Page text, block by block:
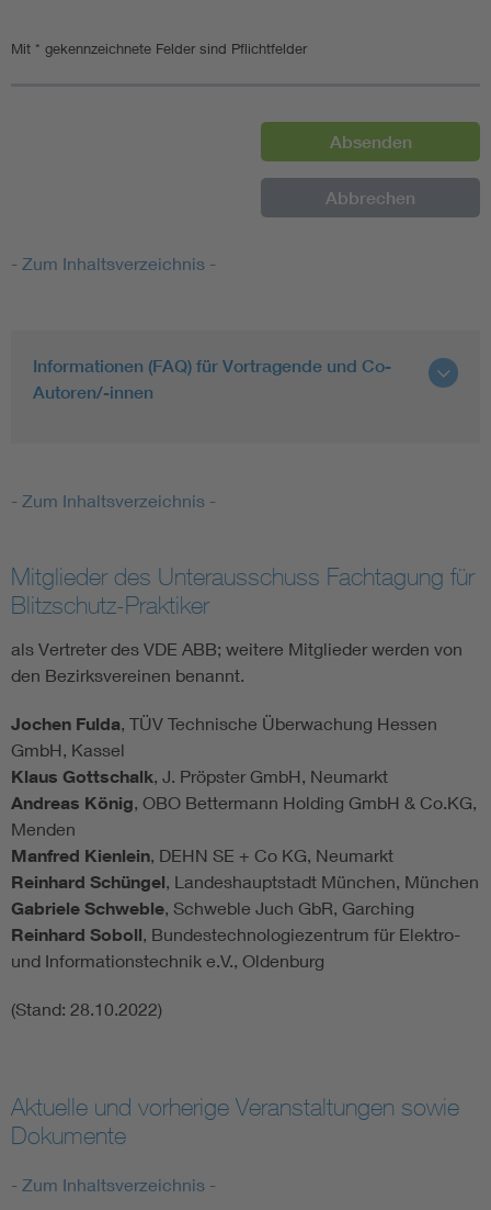
Mit * gekennzeichnete Felder sind Pflichtfelder
- Zum Inhaltsverzeichnis -
Informationen (FAQ) für Vortragende und Co-
Autoren/-innen
- Zum Inhaltsverzeichnis -
Mitglieder des Unterausschuss Fachtagung für
Blitzschutz-Praktiker
als Vertreter des VDE ABB; weitere Mitglieder werden von
den Bezirksvereinen benannt.
Jochen Fulda, TÜV Technische Überwachung Hessen
GmbH, Kassel
Klaus Gottschalk, J. Pröpster GmbH, Neumarkt
Andreas König, OBO Bettermann Holding GmbH & Co.KG,
Menden
Manfred Kienlein, DEHN SE + Co KG, Neumarkt
Reinhard Schüngel, Landeshauptstadt München, München
Gabriele Schweble, Schweble Juch GbR, Garching
Reinhard Soboll, Bundestechnologiezentrum für Elektro-
und Informationstechnik e.V., Oldenburg
(Stand: 28.10.2022)
Aktuelle und vorherige Veranstaltungen sowie
Dokumente
- Zum Inhaltsverzeichnis -